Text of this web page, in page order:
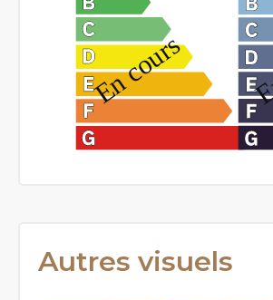
Autres visuels